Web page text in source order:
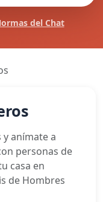
del Chat
anímate a
personas de
casa en
de Hombres